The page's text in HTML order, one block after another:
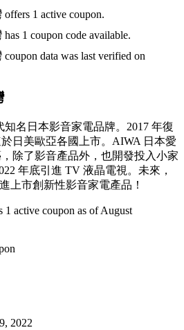
1 active coupon.
1 coupon code available.
data was last verified on
知名日本影音家電品牌。2017 年復
日美歐亞各國上市。AIWA 日本愛
除了影音產品外，也開發投入小家
年底引進 TV 液晶電視。未來，
上市創新性影音家電產品！
active coupon as of August
2022